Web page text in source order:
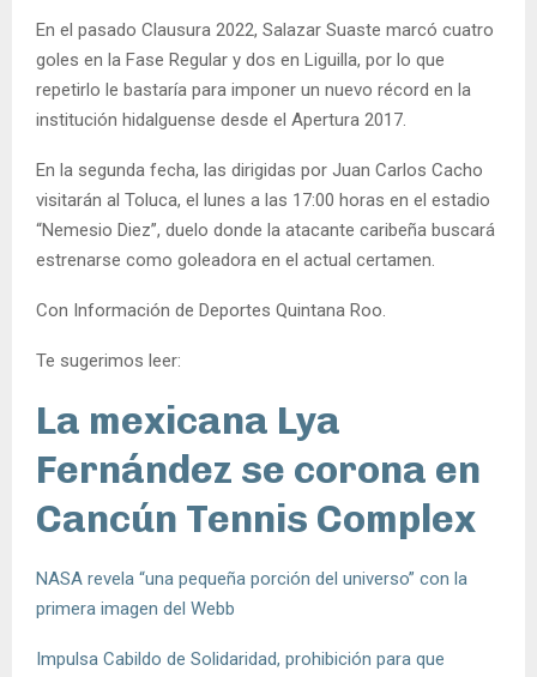
En el pasado Clausura 2022, Salazar Suaste marcó cuatro
goles en la Fase Regular y dos en Liguilla, por lo que
repetirlo le bastaría para imponer un nuevo récord en la
institución hidalguense desde el Apertura 2017.
En la segunda fecha, las dirigidas por Juan Carlos Cacho
visitarán al Toluca, el lunes a las 17:00 horas en el estadio
“Nemesio Diez”, duelo donde la atacante caribeña buscará
estrenarse como goleadora en el actual certamen.
Con Información de Deportes Quintana Roo.
Te sugerimos leer:
La mexicana Lya
Fernández se corona en
Cancún Tennis Complex
NASA revela “una pequeña porción del universo” con la
primera imagen del Webb
Impulsa Cabildo de Solidaridad, prohibición para que